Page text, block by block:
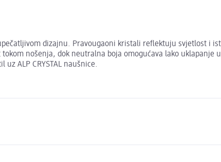
dizajnu. Pravougaoni kristali reflektuju svjetlost i
nošenja, dok neutralna boja omogućava lako uklapanje
ALP CRYSTAL naušnice.